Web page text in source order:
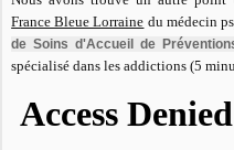
France Bleue Lorraine du médecin
de Soins d'Accueil de
spécialisé dans les addictions (5